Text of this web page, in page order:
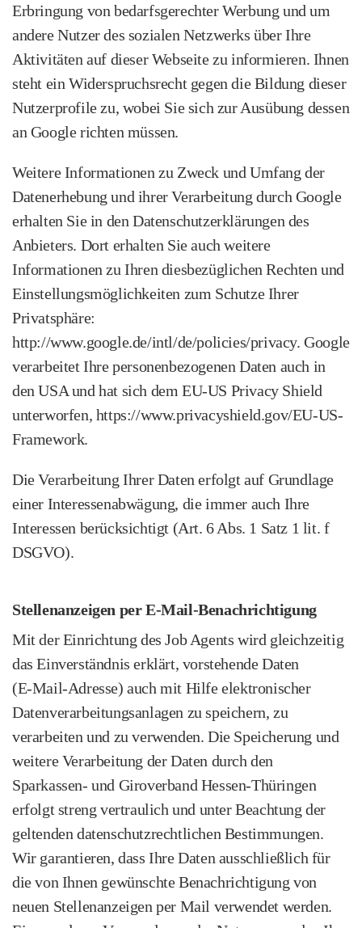
Erbringung von bedarfsgerechter Werbung und um
andere Nutzer des sozialen Netzwerks über Ihre
Aktivitäten auf dieser Webseite zu informieren. Ihnen
steht ein Widerspruchsrecht gegen die Bildung dieser
Nutzerprofile zu, wobei Sie sich zur Ausübung dessen
an Google richten müssen.
Weitere Informationen zu Zweck und Umfang der
Datenerhebung und ihrer Verarbeitung durch Google
erhalten Sie in den Datenschutz­erklärungen des
Anbieters. Dort erhalten Sie auch weitere
Informationen zu Ihren diesbezüglichen Rechten und
Einstellungs­möglichkeiten zum Schutze Ihrer
Privatsphäre:
http://www.google.de/intl/de/policies/privacy. Google
verarbeitet Ihre personen­bezogenen Daten auch in
den USA und hat sich dem EU‑US Privacy Shield
unterworfen, https://www.privacyshield.gov/EU-US-
Framework.
Die Verarbeitung Ihrer Daten erfolgt auf Grundlage
einer Interessen­abwägung, die immer auch Ihre
Interessen berücksichtigt (Art. 6 Abs. 1 Satz 1 lit. f
DSGVO).
Stellenanzeigen per E‑Mail‑Benachrichtigung
Mit der Einrichtung des Job Agents wird gleichzeitig
das Einverständnis erklärt, vorstehende Daten
(E‑Mail‑Adresse) auch mit Hilfe elektronischer
Datenverarbeitungs­anlagen zu speichern, zu
verarbeiten und zu verwenden. Die Speicherung und
weitere Verarbeitung der Daten durch den
Sparkassen‑ und Giroverband Hessen-Thüringen
erfolgt streng vertraulich und unter Beachtung der
geltenden datenschutz­rechtlichen Bestimmungen.
Wir garantieren, dass Ihre Daten ausschließlich für
die von Ihnen gewünschte Benachrichtigung von
neuen Stellenanzeigen per Mail verwendet werden.